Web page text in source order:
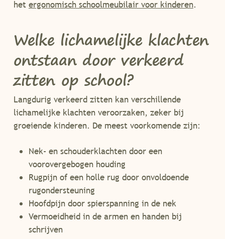
het ergonomisch schoolmeubilair voor kinderen.
Welke lichamelijke klachten
ontstaan door verkeerd
zitten op school?
Langdurig verkeerd zitten kan verschillende
lichamelijke klachten veroorzaken, zeker bij
groeiende kinderen. De meest voorkomende zijn:
Nek- en schouderklachten door een
voorovergebogen houding
Rugpijn of een holle rug door onvoldoende
rugondersteuning
Hoofdpijn door spierspanning in de nek
Vermoeidheid in de armen en handen bij
schrijven